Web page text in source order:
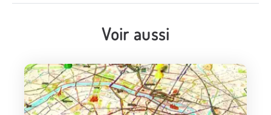
Voir aussi